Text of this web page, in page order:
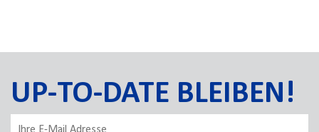
UP-TO-DATE BLEIBEN!